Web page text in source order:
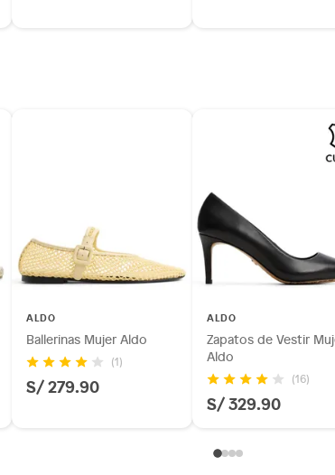
ALDO
Ballerinas Mujer Aldo
(1)
S/ 279.90
ALDO
Zapatos de Vestir
Aldo
(16)
S/ 329.90